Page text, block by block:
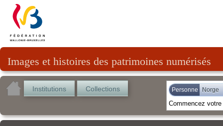
Images et histoires des patrimoines numérisés
Institutions Collections Personne Norge